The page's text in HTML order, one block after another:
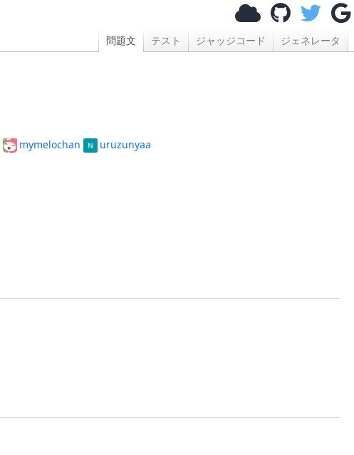
問題文 テスト ジャッジコード ジェネレータ
mymelochan uruzunyaa